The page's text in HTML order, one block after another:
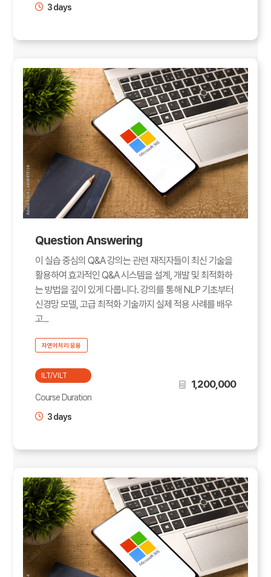
3 days
Question Answering
이 실습 중심의 Q&A 강의는 관련 재직자들이 최신 기술을
활용하여 효과적인 Q&A 시스템을 설계, 개발 및 최적화하
는 방법을 깊이 있게 다룹니다. 강의를 통해 NLP 기초부터
신경망 모델, 고급 최적화 기술까지 실제 적용 사례를 배우
고...
자연어처리 응용
ILT/VILT
Course Duration
3 days
1,200,000